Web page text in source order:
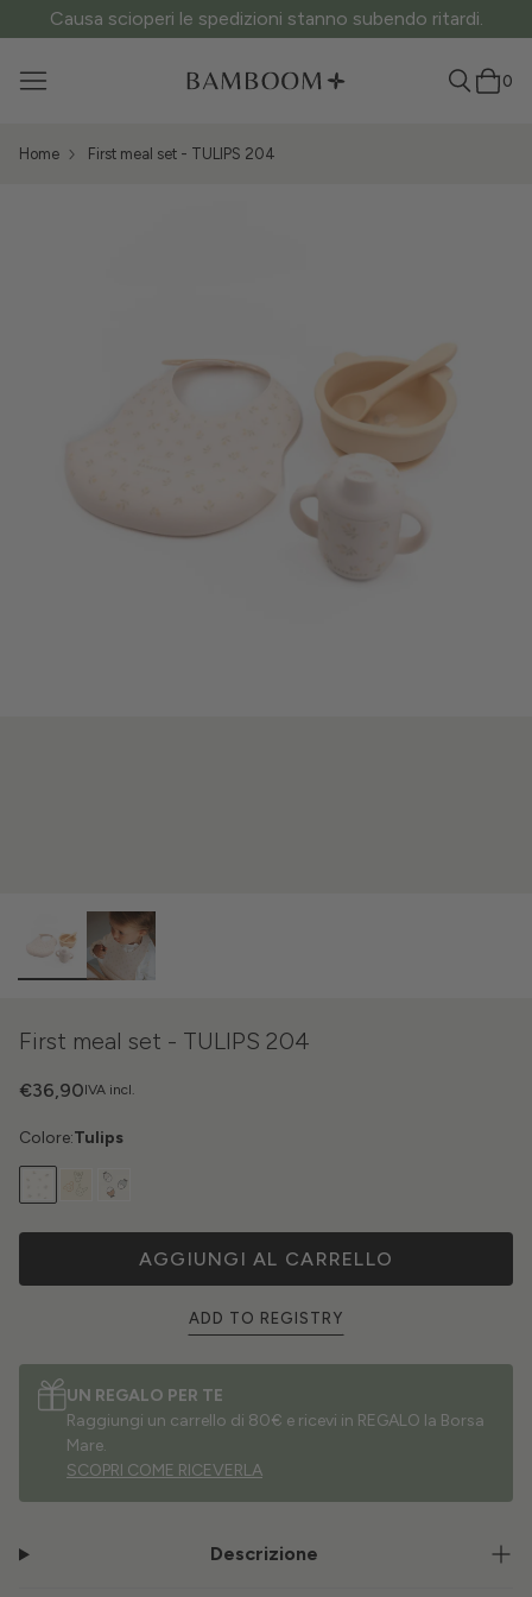
Causa scioperi le spedizioni stanno subendo ritardi.
0
Home First meal set - TULIPS 204
First meal set - TULIPS 204
IVA incl.
€36,90
Colore:Tulips
AGGIUNGI AL CARRELLO
ADD TO REGISTRY
UN REGALO PER TE
Raggiungi un carrello di 80€ e ricevi in REGALO la Borsa
Mare.
SCOPRI COME RICEVERLA
Descrizione